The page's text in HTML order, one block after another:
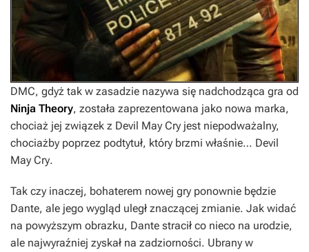
DMC, gdyż tak w zasadzie nazywa się nadchodząca gra od
Ninja Theory, została zaprezentowana jako nowa marka,
chociaż jej związek z Devil May Cry jest niepodważalny,
chociażby poprzez podtytuł, który brzmi właśnie… Devil
May Cry.
Tak czy inaczej, bohaterem nowej gry ponownie będzie
Dante, ale jego wygląd uległ znaczącej zmianie. Jak widać
na powyższym obrazku, Dante stracił co nieco na urodzie,
ale najwyraźniej zyskał na zadziorności. Ubrany w